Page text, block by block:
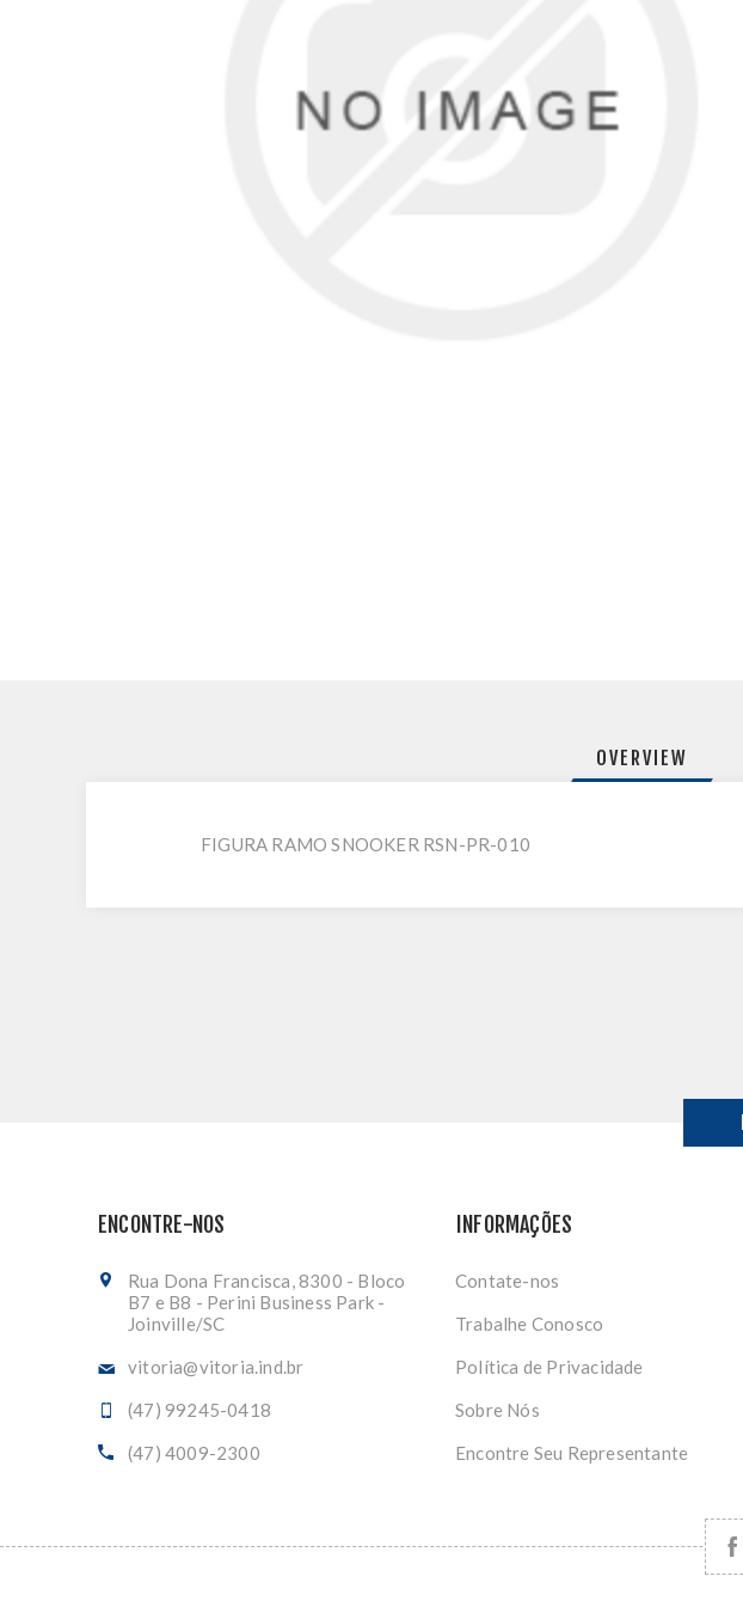
OVERVIEW
FIGURA RAMO SNOOKER RSN-PR-010
ENCONTRE-NOS
Rua Dona Francisca, 8300 - Bloco
B7 e B8 - Perini Business Park -
Joinville/SC
vitoria@vitoria.ind.br
(47) 99245-0418
(47) 4009-2300
INFORMAÇÕES
Contate-nos
Trabalhe Conosco
Política de Privacidade
Sobre Nós
Encontre Seu Representante